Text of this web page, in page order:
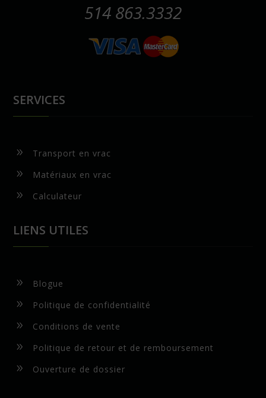
514 863.3332
SERVICES
9 Transport en vrac
9 Matériaux en vrac
9 Calculateur
LIENS UTILES
9 Blogue
9 Politique de confidentialité
9 Conditions de vente
9 Politique de retour et de remboursement
9 Ouverture de dossier